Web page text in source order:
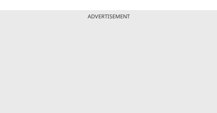
ADVERTISEMENT